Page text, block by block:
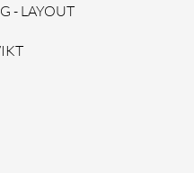
- LAYOUT